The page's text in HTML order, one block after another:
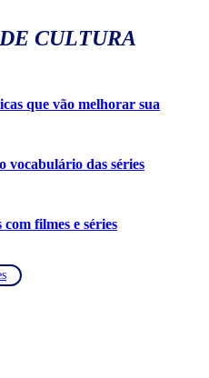
CULTURA
que vão melhorar sua
vocabulário das séries
filmes e séries